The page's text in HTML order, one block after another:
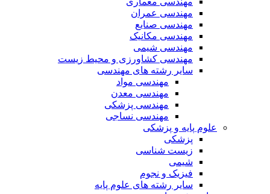
مهندسی عمران
مهندسی صنایع
مهندسی مکانیک
مهندسی شیمی
مهندسی کشاورزی و محیط زیست
سایر رشته های مهندسی
مهندسی مواد
مهندسی معدن
مهندسی پزشکی
مهندسی نساجی
علوم پایه و پزشکی
پزشکی
زیست شناسی
شیمی
فیزیک و نجوم
سایر رشته های علوم پایه